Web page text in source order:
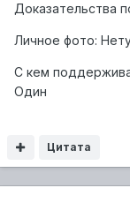
Доказательства
Личное фото:
C кем
Один
Цитата